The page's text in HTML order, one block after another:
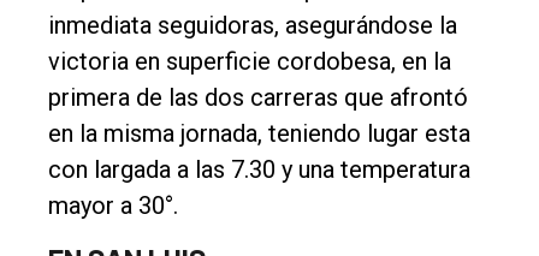
inmediata seguidoras, asegurándose la
victoria en superficie cordobesa, en la
primera de las dos carreras que afrontó
en la misma jornada, teniendo lugar esta
con largada a las 7.30 y una temperatura
mayor a 30°.